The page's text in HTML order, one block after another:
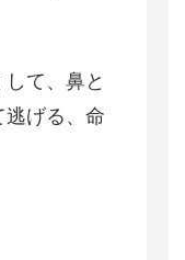
て、鼻と
げる、命